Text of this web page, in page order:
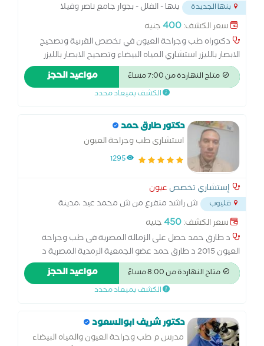
بنها الجديدة
بنها - الفلل - بجوار جامع ناصر وفيلا
المحافظ...
سعر الكشف:400جنيه
دكتوراه طب وجراحة العيون في تخصص القرنية وتصحيح
الابصار بالليزر استشاري المياه البيضاء وتصحيح الابصار بالليزر
استشاري القرنية المخروطية وزراعة الحلقات بالفيمتوليزر وتثبيت
القرنية عضو كلية الجراحين الملكية البريطانية للعيون - أدنبره
زميل المجلس العالمي للعيون - لندن عضو الجمعية الأوروبية
وجراحة العيون بكلية طب بنها استشاري تجميل الجفون والقناة
الدمعية والحول عضو دائم بالجمعية الرمدية المصرية
متاح النهاردة من 7:00 مساءً مواعيد الحجز
الكشف بميعاد محدد
دكتور طارق حمد
استشارى طب وجراحة العيون
1295
إستشاري تخصص عيون
قليوب
ش راشد متفرع من ش محمد عيد ،مدينة
قليوب على طريق مصر... سعر الكشف:450جنيه
د طارق حمد حصل على الزمالة المصرية فى طب وجراحة
العيون 2015 د طارق حمد عضو الجمعية الرمدية المصرية د
طارق حمد استشارى طب وجراحة العيون د طارق حمد يقدم
افضل رعاية صحية على مستوى العالم د طارق حمد يتميز بقرار
طبى يتمحور حول المريض وتشخيص دقيق. بالاضافة الى
حالات الاطفال.
متاح النهاردة من 8:00 مساءً مواعيد الحجز
الكشف بميعاد محدد
دكتور شريف ابوالسعود
مدرس م طب وجراحة العيون والمياه البيضاء